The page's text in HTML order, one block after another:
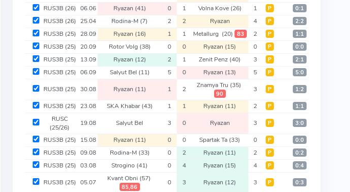
RUS3B (26) 06.06 Ryazan (41) 0 1 Volna Kove (26) 1 Р 0:1
RUS3B (26) 25.04 Rodina-M (7) 2 2 Ryazan 4 Р 2:2
RUS3B (25) 28.09 Ryazan (16) 1 1 Metallurg (20) 83 2 Р 1:1
RUS3B (25) 20.09 Rotor Volg (38) 0 0 Ryazan (15) 0 Р 0:0
RUS3B (25) 13.09 Ryazan (12) 2 1 Zenit Penz (40) 3 Р 2:1
RUS3B (25) 06.09 Salyut Bel (11) 5 0 Ryazan (13) 5 Р 5:0
RUS3B (25) 30.08 Ryazan (11) 1 2 Znamya Tru (35)
90
3 Р 1:2
RUS3B (25) 23.08 SKA Khabar(43) 1 1 Ryazan (11) 2 Р 1:1
RUSC
(25/26)
19.08 Salyut Bel 3 0 Ryazan 3 Р 3:0
RUS3B (25) 15.08 Ryazan (11) 0 0 Spartak Ta (33) 0 Р 0:0
RUS3B (25) 09.08 Rodina-M (33) 0 2 Ryazan (11) 2 Р 0:2
RUS3B (25) 03.08 Strogino (41) 0 4 Ryazan (15) 4 Р 0:4
RUS3B (25) 05.07 Kvant Obni (57)
85,86
0 3 Ryazan (12) 3 Р 0:3